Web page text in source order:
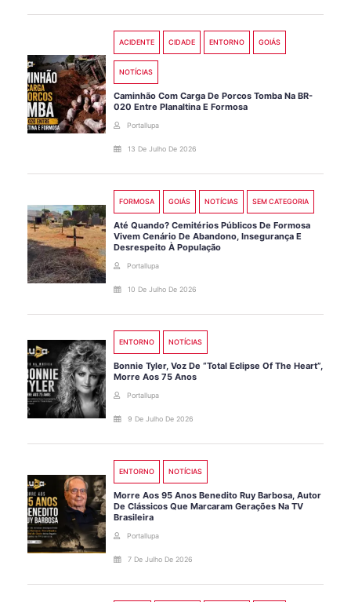
ACIDENTE CIDADE ENTORNO GOIÁS
NOTÍCIAS
Caminhão Com Carga De Porcos Tomba Na BR-
020 Entre Planaltina E Formosa
Portallupa
13 De Julho De 2026
FORMOSA GOIÁS NOTÍCIAS SEM CATEGORIA
Até Quando? Cemitérios Públicos De Formosa
Vivem Cenário De Abandono, Insegurança E
Desrespeito À População
Portallupa
10 De Julho De 2026
ENTORNO NOTÍCIAS
Bonnie Tyler, Voz De “Total Eclipse Of The Heart”,
Morre Aos 75 Anos
Portallupa
9 De Julho De 2026
ENTORNO NOTÍCIAS
Morre Aos 95 Anos Benedito Ruy Barbosa, Autor
De Clássicos Que Marcaram Gerações Na TV
Brasileira
Portallupa
7 De Julho De 2026